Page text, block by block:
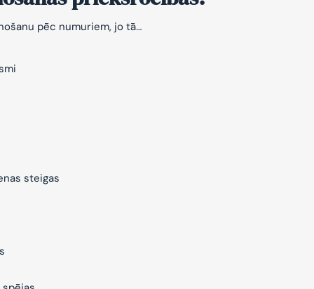
pēc numuriem, jo tā…
steigas